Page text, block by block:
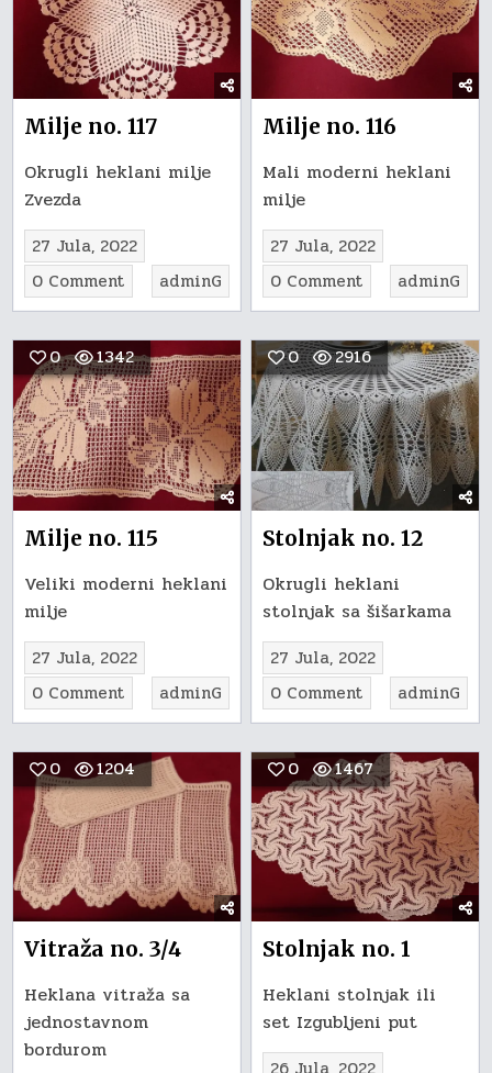
Milje no. 117
Okrugli heklani milje
Zvezda
27 Jula, 2022
0 Comment
Milje
117
adminG
Milje no. 116
Mali moderni heklani
milje
27 Jula, 2022
0 Comment
Milje
116
adminG
0 1342
Milje no. 115
Veliki moderni heklani
milje
27 Jula, 2022
0 Comment
Milje
115
adminG
0 2916
Stolnjak no. 12
Okrugli heklani
stolnjak sa šišarkama
27 Jula, 2022
0 Comment
Stolnjak
12
adminG
0 1204
Vitraža no. 3/4
Heklana vitraža sa
jednostavnom
bordurom
0 1467
Stolnjak no. 1
Heklani stolnjak ili
set Izgubljeni put